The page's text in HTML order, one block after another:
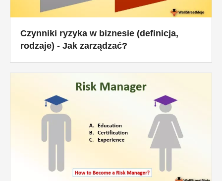
Czynniki ryzyka w biznesie (definicja,
rodzaje) - Jak zarządzać?